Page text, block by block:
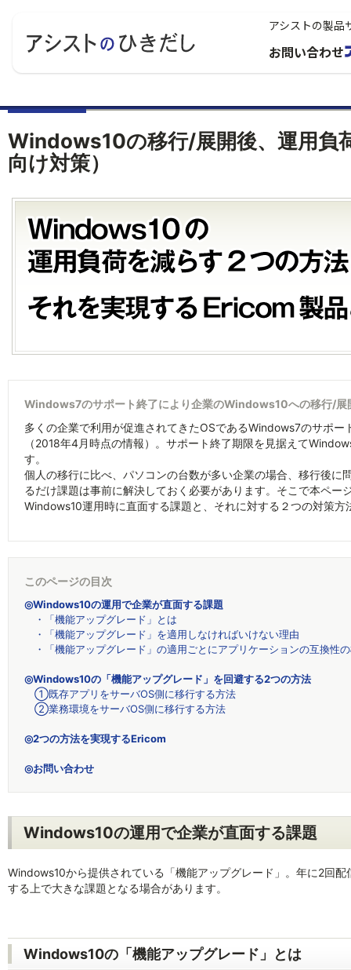
アシストの製品
お問い合わせ
Windows10の移行/展開後、運用負
向け対策）
Windows7のサポート終了により企業のWindows10への移行/展
多くの企業で利用が促進されてきたOSであるWindows7のサポ
（2018年4月時点の情報）。サポート終了期限を見据えて
す。
個人の移行に比べ、パソコンの台数が多い企業の場合、移行後に
るだけ課題は事前に解決しておく必要があります。そこで本ペ
Windows10運用時に直面する課題と、それに対する２つの対策方
このページの目次
◎Windows10の運用で企業が直面する課題
・「機能アップグレード」とは
・「機能アップグレード」を適用しなければいけない理由
・「機能アップグレード」の適用ごとにアプリケーションの互換性
◎Windows10の「機能アップグレード」を回避する2つの方法
①既存アプリをサーバOS側に移行する方法
②業務環境をサーバOS側に移行する方法
◎2つの方法を実現するEricom
◎お問い合わせ
Windows10の運用で企業が直面する課題
Windows10から提供されている「機能アップグレード」。年に2回
する上で大きな課題となる場合があります。
Windows10の「機能アップグレード」とは